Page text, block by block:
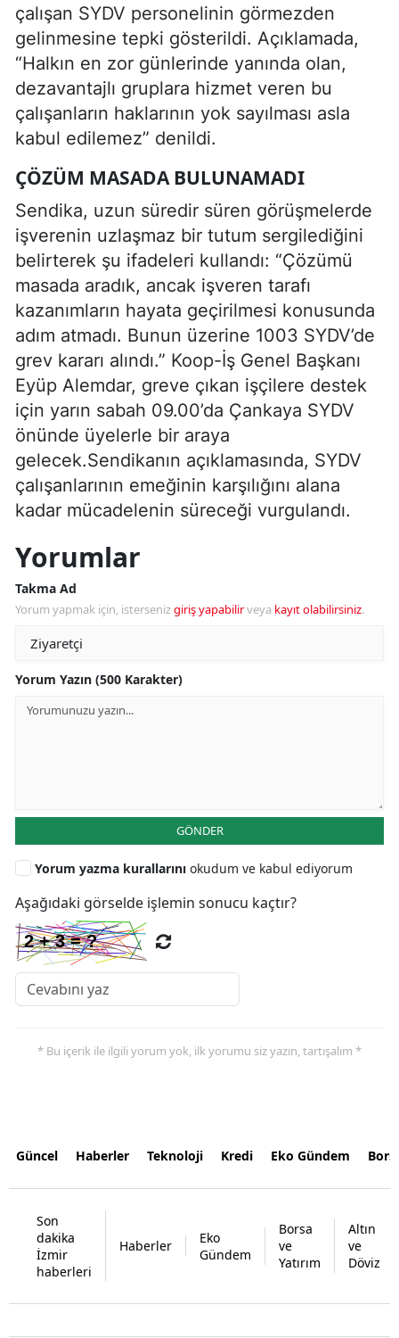
çalışan SYDV personelinin görmezden
gelinmesine tepki gösterildi. Açıklamada,
“Halkın en zor günlerinde yanında olan,
dezavantajlı gruplara hizmet veren bu
çalışanların haklarının yok sayılması asla
kabul edilemez” denildi.
ÇÖZÜM MASADA BULUNAMADI
Sendika, uzun süredir süren görüşmelerde
işverenin uzlaşmaz bir tutum sergilediğini
belirterek şu ifadeleri kullandı: “Çözümü
masada aradık, ancak işveren tarafı
kazanımların hayata geçirilmesi konusunda
adım atmadı. Bunun üzerine 1003 SYDV’de
grev kararı alındı.” Koop-İş Genel Başkanı
Eyüp Alemdar, greve çıkan işçilere destek
için yarın sabah 09.00’da Çankaya SYDV
önünde üyelerle bir araya
gelecek.Sendikanın açıklamasında, SYDV
çalışanlarının emeğinin karşılığını alana
kadar mücadelenin süreceği vurgulandı.
Yorumlar
Takma Ad
Yorum yapmak için, istersenizgiriş yapabilirveya kayıt olabilirsiniz.
Yorum Yazın (500 Karakter)
GÖNDER
Yorum yazma kurallarını okudum ve kabul ediyorum
Aşağıdaki görselde işlemin sonucu kaçtır?
* Bu içerik ile ilgili yorum yok, ilk yorumu siz yazın, tartışalım *
Güncel Haberler Teknoloji Kredi Eko Gündem
Son
dakika
İzmir
haberleri
Haberler
Eko
Gündem
Borsa
ve
Yatırım
Altın
ve
Döviz